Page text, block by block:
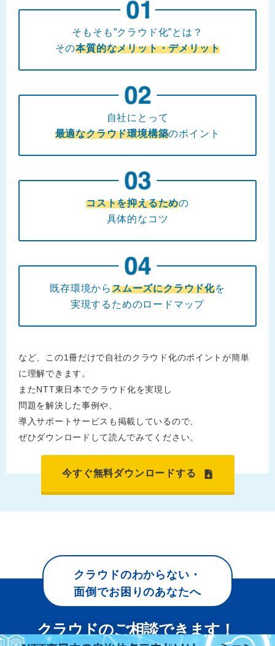
そもそも”クラウド化”とは？
その本質的なメリット・デメリット
自社にとって
最適なクラウド環境構築のポイント
コストを抑えるための
具体的なコツ
既存環境からスムーズにクラウド化を
実現するためのロードマップ
など、この1冊だけで自社のクラウド化のポイントが簡単
に理解できます。
またNTT東日本でクラウド化を実現し
問題を解決した事例や、
導入サポートサービスも掲載しているので、
ぜひダウンロードして読んでみてください。
今すぐ無料ダウンロードする
クラウドのわからない・
面倒でお困りのあなたへ
クラウドのご相談できます！